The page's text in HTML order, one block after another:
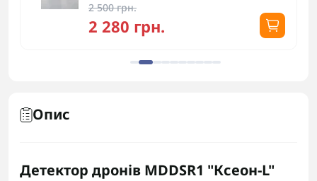
2 500 грн.
2 280 грн.
Опис
Детектор дронів MDDSR1 "Ксеон-L"